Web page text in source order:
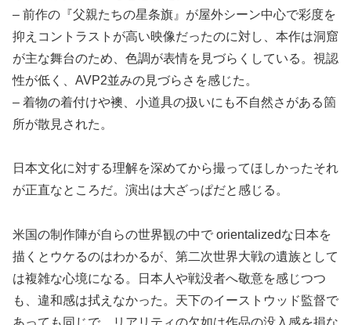
– 前作の『父親たちの星条旗』が屋外シーン中心で彩度を
抑えコントラストが高い映像だったのに対し、本作は洞窟
が主な舞台のため、色調が表情を見づらくしている。視認
性が低く、AVP2並みの見づらさを感じた。
– 着物の着付けや襖、小道具の扱いにも不自然さがある箇
所が散見された。
日本文化に対する理解を深めてから撮ってほしかったそれ
が正直なところだ。演出は大ざっぱだと感じる。
米国の制作陣が自らの世界観の中で orientalizedな日本を
描くとウケるのはわかるが、第二次世界大戦の遺族として
は複雑な心境になる。日本人や戦没者へ敬意を感じつつ
も、違和感は拭えなかった。天下のイーストウッド監督で